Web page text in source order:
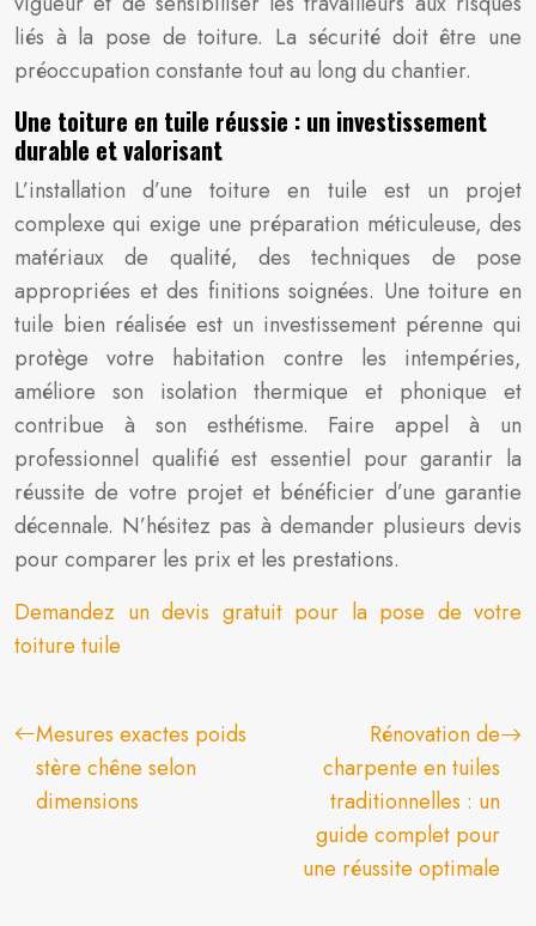
liés à la pose de toiture. La sécurité doit être une
préoccupation constante tout au long du chantier.
Une toiture en tuile réussie : un investissement
durable et valorisant
L’installation d’une toiture en tuile est un projet
complexe qui exige une préparation méticuleuse, des
matériaux de qualité, des techniques de pose
appropriées et des finitions soignées. Une toiture en
tuile bien réalisée est un investissement pérenne qui
protège votre habitation contre les intempéries,
améliore son isolation thermique et phonique et
contribue à son esthétisme. Faire appel à un
professionnel qualifié est essentiel pour garantir la
réussite de votre projet et bénéficier d’une garantie
décennale. N’hésitez pas à demander plusieurs devis
pour comparer les prix et les prestations.
Demandez un devis gratuit pour la pose de votre
toiture tuile
Mesures exactes poids
stère chêne selon
dimensions
Rénovation de
charpente en tuiles
traditionnelles : un
guide complet pour
une réussite optimale